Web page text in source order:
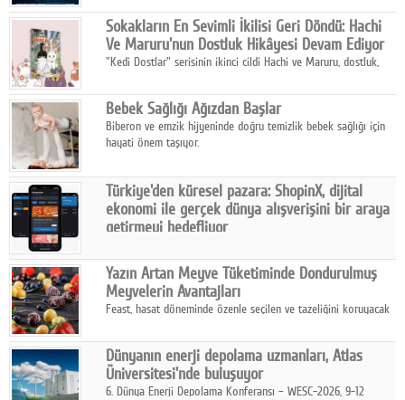
haritasında önemli bir destinasyon haline getirmeye
hazırlanıyor.
Sokakların En Sevimli İkilisi Geri Döndü: Hachi
Ve Maruru'nun Dostluk Hikâyesi Devam Ediyor
"Kedi Dostlar" serisinin ikinci cildi Hachi ve Maruru, dostluk,
mevsiminin zorlu koşulları eşliğinde anlatıyor.
Bebek Sağlığı Ağızdan Başlar
Biberon ve emzik hijyeninde doğru temizlik bebek sağlığı için
hayati önem taşıyor.
Türkiye'den küresel pazara: ShopinX, dijital
ekonomi ile gerçek dünya alışverişini bir araya
getirmeyi hedefliyor
ekonomi ile gerçek dünya alışveriş deneyimi arasında köprü
kurmayı hedefleyen vizyonuyla uluslararası pazarlara açılıyor.
Yazın Artan Meyve Tüketiminde Dondurulmuş
Meyvelerin Avantajları
Feast, hasat döneminde özenle seçilen ve tazeliğini koruyacak
pratik, güvenilir ve lezzetli bir alternatif sunuyor.
Dünyanın enerji depolama uzmanları, Atlas
Üniversitesi'nde buluşuyor
6. Dünya Enerji Depolama Konferansı – WESC-2026, 9-12